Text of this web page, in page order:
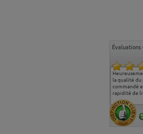
Évaluations
la qualité
commandé
rapidité de